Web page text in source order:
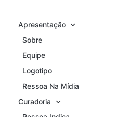
Apresentação
Sobre
Equipe
Logotipo
Ressoa Na Mídia
Curadoria